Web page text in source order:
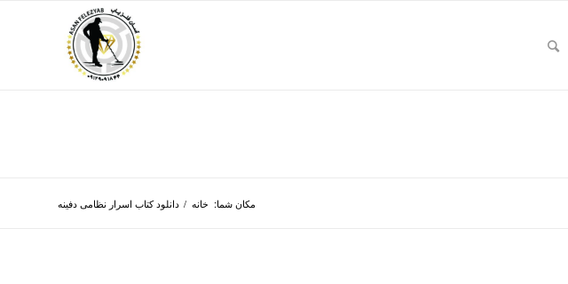
مکان شما: خانه / دانلود کتاب اسرار نظامی دفینه